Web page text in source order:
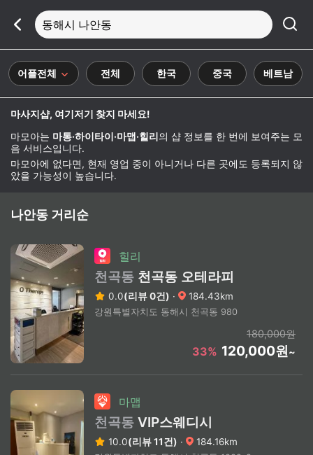
동해시 나안동
어플전체 전체 한국 중국 베트남
마사지샵, 여기저기 찾지 마세요!
마모아는 마통·하이타이·마맵·힐리 의 샵 정보를 한 번에 보여주는 모
음 서비스입니다.
마모아에 없다면, 현재 영업 중이 아니거나 다른 곳에도 등록되지 않
았을 가능성이 높습니다.
나안동 거리순
힐리
천곡동 천곡동 오테라피
0.0(리뷰 0건) · 184.43km
강원특별자치도 동해시 천곡동 980
180,000원
33% 120,000원~
마맵
천곡동 VIP스웨디시
10.0(리뷰 11건) · 184.16km